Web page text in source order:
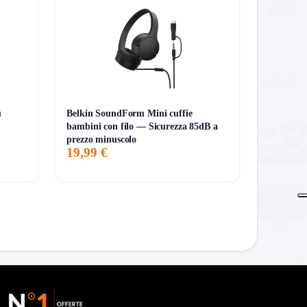
ear sigillato. In quel caso conviene guardare
Belkin SoundForm Mini cuffie
bambini con filo — Sicurezza 85dB a
prezzo minuscolo
19,99 €